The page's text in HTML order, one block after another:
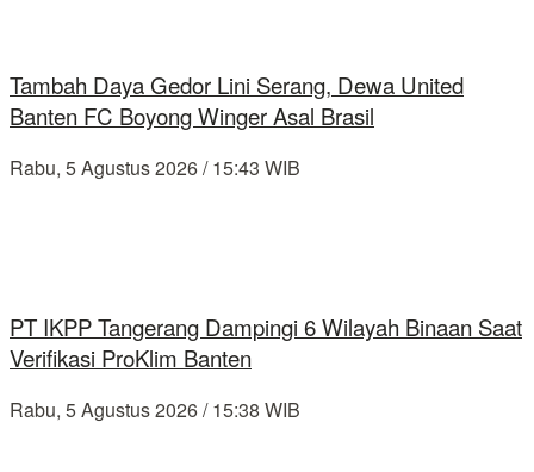
Tambah Daya Gedor Lini Serang, Dewa United
Banten FC Boyong Winger Asal Brasil
Rabu, 5 Agustus 2026 / 15:43 WIB
PT IKPP Tangerang Dampingi 6 Wilayah Binaan Saat
Verifikasi ProKlim Banten
Rabu, 5 Agustus 2026 / 15:38 WIB